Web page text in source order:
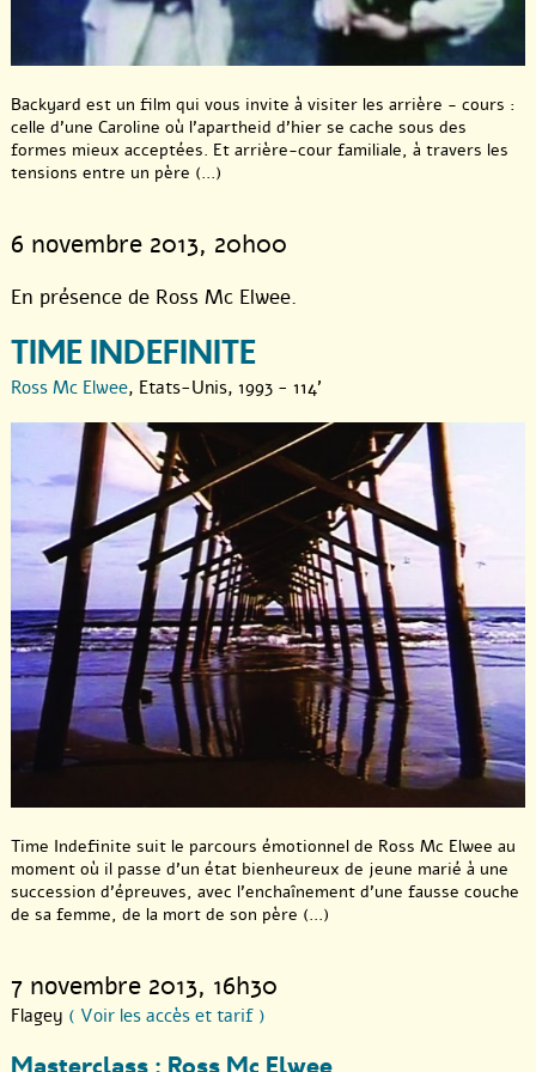
Backyard est un film qui vous invite à visiter les arrière - cours :
celle d’une Caroline où l’apartheid d’hier se cache sous des
formes mieux acceptées. Et arrière-cour familiale, à travers les
tensions entre un père (...)
6 novembre 2013, 20h00
En présence de Ross Mc Elwee.
TIME INDEFINITE
Ross Mc Elwee, Etats-Unis, 1993 - 114'
Time Indefinite suit le parcours émotionnel de Ross Mc Elwee au
moment où il passe d’un état bienheureux de jeune marié à une
succession d’épreuves, avec l’enchaînement d’une fausse couche
de sa femme, de la mort de son père (...)
7 novembre 2013, 16h30
Flagey ( Voir les accès et tarif )